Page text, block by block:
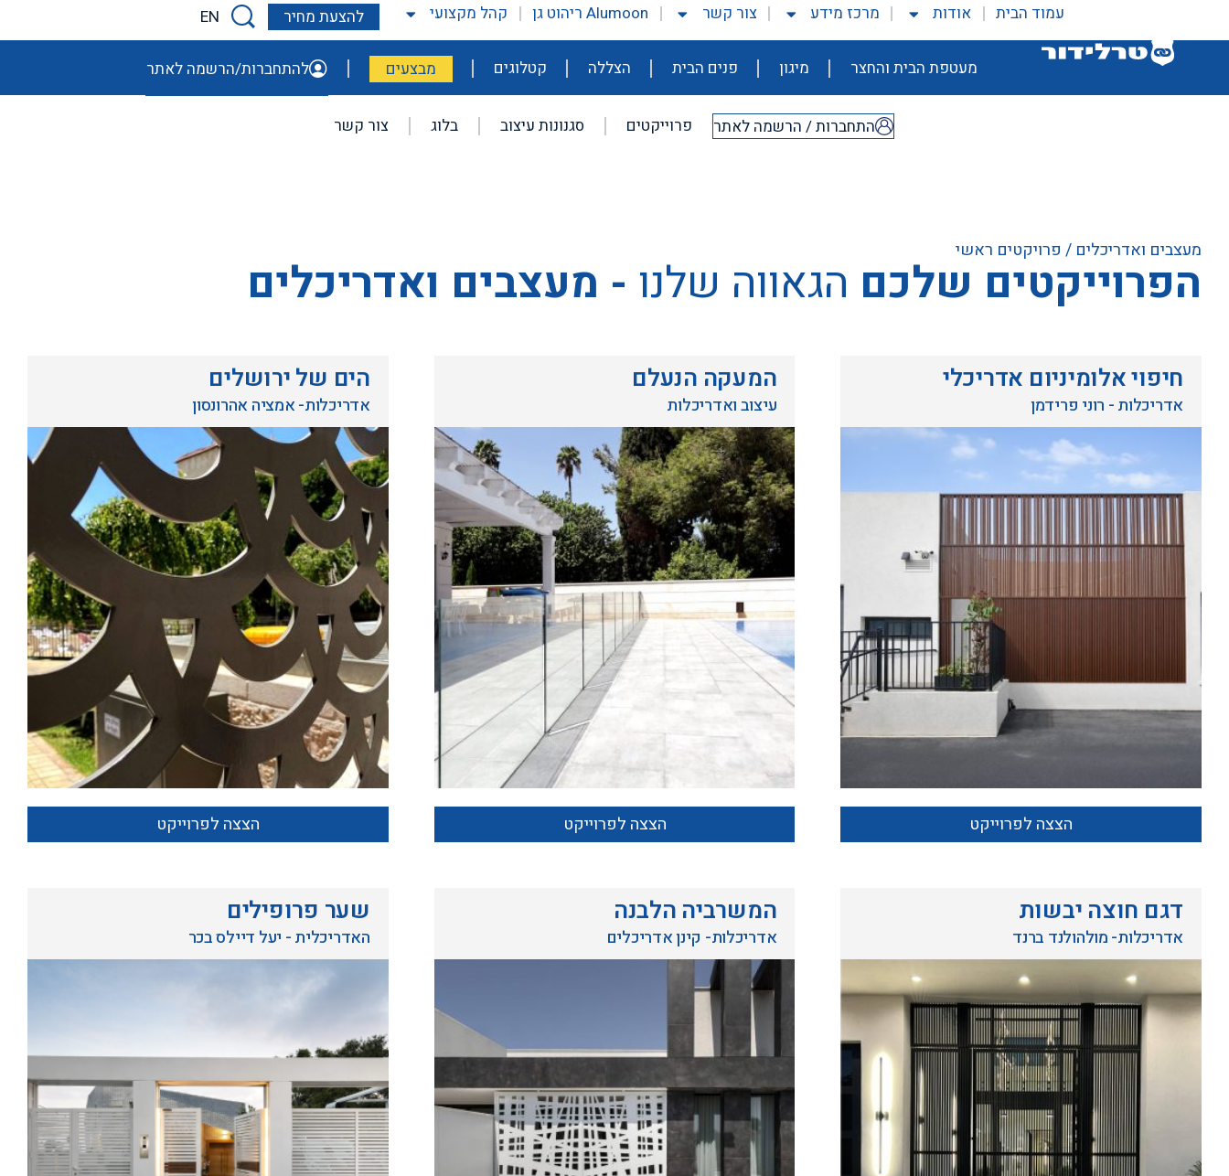
עמוד הבית אודות מרכז מידע צור קשר Alumoon ריהוט גן קהל מקצועי להצעת מחיר EN
מעטפת הבית והחצר מיגון פנים הבית הצללה קטלוגים מבצעים להתחברות/הרשמה לאתר
התחברות / הרשמה לאתר פרוייקטים סגנונות עיצוב בלוג צור קשר
מעצבים ואדריכלים / פרויקטים ראשי
הפרוייקטים שלכם הגאווה שלנו - מעצבים ואדריכלים
חיפוי אלומיניום אדריכלי
אדריכלות - רוני פרידמן
הצצה לפרוייקט
המעקה הנעלם
עיצוב ואדריכלות
הצצה לפרוייקט
הים של ירושלים
אדריכלות- אמציה אהרונסון
הצצה לפרוייקט
דגם חוצה יבשות
אדריכלות- מולהולנד ברנד
המשרביה הלבנה
אדריכלות- קינן אדריכלים
שער פרופילים
האדריכלית - יעל דיילס בכר